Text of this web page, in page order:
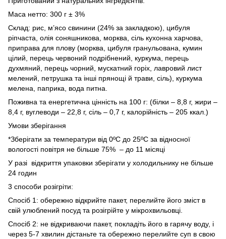
Маса нетто: 300 г ± 3%
Склад: рис, м’ясо свинини (24% за закладкою), цибуля
ріпчаста, олія соняшникова, морква, сіль кухонна харчова,
приправа для плову (морква, цибуля гранульована, кумин
цілий, перець червоний подрібнений, куркума, перець
духмяний, перець чорний, мускатний горіх, лавровий лист
мелений, петрушка та інші прянощі й трави, сіль), куркума
мелена, паприка, вода питна.
Поживна та енергетична цінність на 100 г: (білки – 8,8 г, жири –
8,4 г, вуглеводи – 22,8 г, сіль – 0,7 г, калорійність – 205 ккал.)
Умови зберігання
*Зберігати за температури від 0ºС до 25ºС за відносної
вологості повітря не більше 75% – до 11 місяці
У разі відкриття упаковки зберігати у холодильнику не більше
24 годин
3 способи розігріти:
Спосіб 1: обережно відкрийте пакет, перелийте його зміст в
свій улюблений посуд та розігрійте у мікрохвильовці.
Спосіб 2: не відкриваючи пакет, покладіть його в гарячу воду, і
через 5-7 хвилин дістаньте та обережно перелийте суп в свою